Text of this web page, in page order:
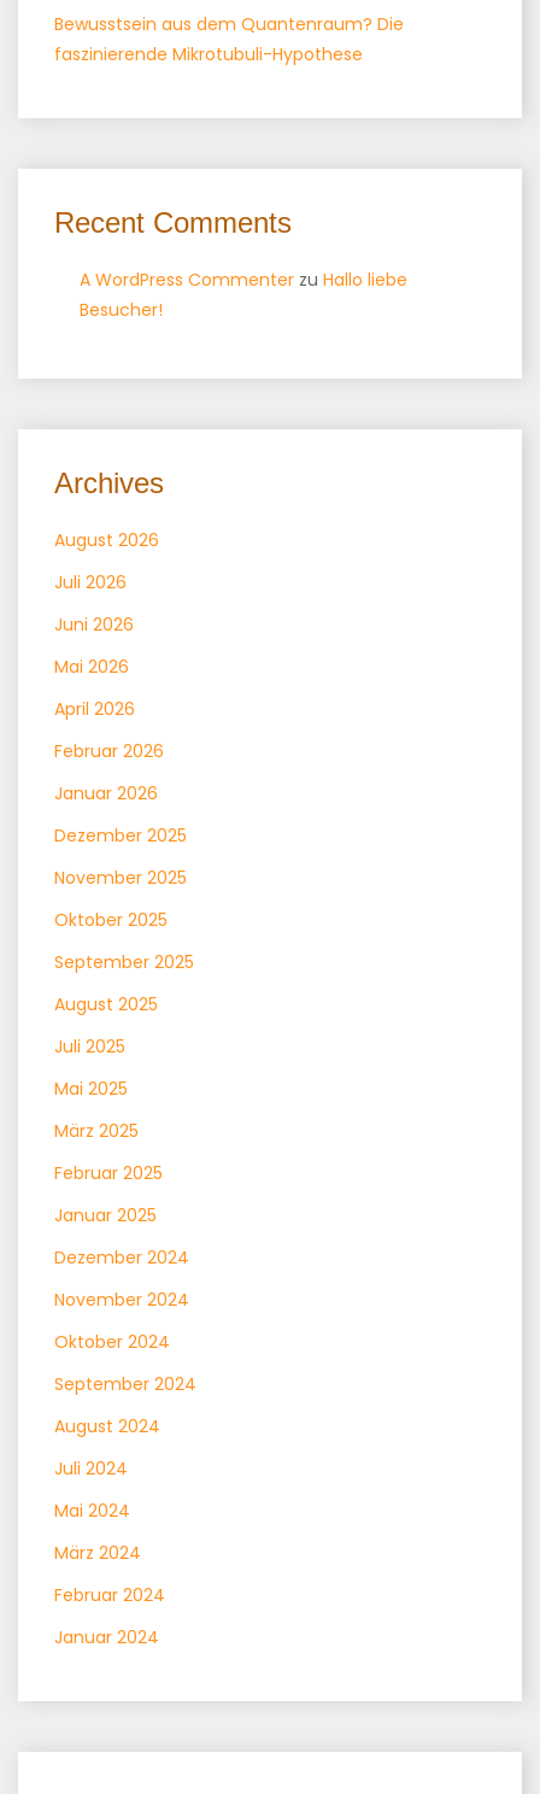
Bewusstsein aus dem Quantenraum? Die
faszinierende Mikrotubuli-Hypothese
Recent Comments
A WordPress Commenter zu Hallo liebe
Besucher!
Archives
August 2026
Juli 2026
Juni 2026
Mai 2026
April 2026
Februar 2026
Januar 2026
Dezember 2025
November 2025
Oktober 2025
September 2025
August 2025
Juli 2025
Mai 2025
März 2025
Februar 2025
Januar 2025
Dezember 2024
November 2024
Oktober 2024
September 2024
August 2024
Juli 2024
Mai 2024
März 2024
Februar 2024
Januar 2024